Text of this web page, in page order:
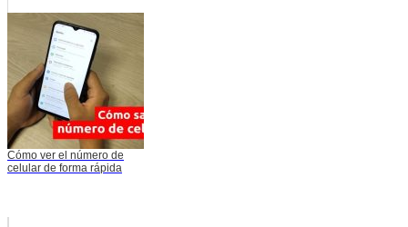
Cómo ver el número de
celular de forma rápida